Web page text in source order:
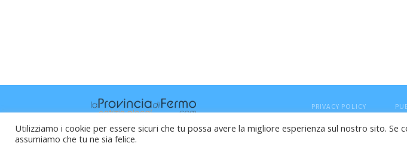
PRIVACY POLICY
Raffaele Vitali - via Leopardi 10 - 61121 Pesaro (PU) - Cod.Fisc
Utilizziamo i cookie per essere sicuri che tu possa avere la migliore esperienza sul nostro sito. Se
assumiamo che tu ne sia felice.